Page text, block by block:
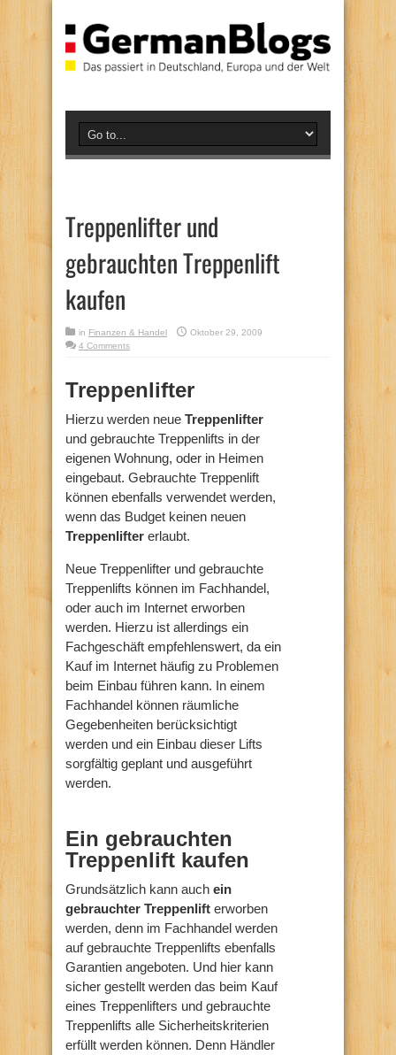
Treppenlifter und
gebrauchten Treppenlift
kaufen
in Finanzen & Handel
Oktober 29, 2009
4 Comments
Treppenlifter
Hierzu werden neue Treppenlifter
und gebrauchte Treppenlifts in der
eigenen Wohnung, oder in Heimen
eingebaut. Gebrauchte Treppenlift
können ebenfalls verwendet werden,
wenn das Budget keinen neuen
Treppenlifter erlaubt.
Neue Treppenlifter und gebrauchte
Treppenlifts können im Fachhandel,
oder auch im Internet erworben
werden. Hierzu ist allerdings ein
Fachgeschäft empfehlenswert, da ein
Kauf im Internet häufig zu Problemen
beim Einbau führen kann. In einem
Fachhandel können räumliche
Gegebenheiten berücksichtigt
werden und ein Einbau dieser Lifts
sorgfältig geplant und ausgeführt
werden.
Ein gebrauchten
Treppenlift kaufen
Grundsätzlich kann auch ein
gebrauchter Treppenlift erworben
werden, denn im Fachhandel werden
auf gebrauchte Treppenlifts ebenfalls
Garantien angeboten. Und hier kann
sicher gestellt werden das beim Kauf
eines Treppenlifters und gebrauchte
Treppenlifts alle Sicherheitskriterien
erfüllt werden können. Denn Händler